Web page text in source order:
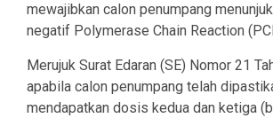
mewajibkan calon penumpang
negatif Polymerase Chain Reaction
Merujuk Surat Edaran (SE) Nomor 21
apabila calon penumpang telah
mendapatkan dosis kedua dan ketiga